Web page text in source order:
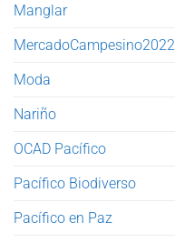
Manglar
MercadoCampesino2022
Moda
Nariño
OCAD Pacífico
Pacífico Biodiverso
Pacífico en Paz